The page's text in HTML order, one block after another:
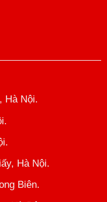
Hà Nội.
Hà Nội.
Biên.